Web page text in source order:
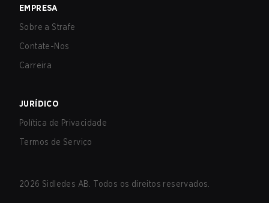
EMPRESA
Sobre a Strafe
Contate-Nos
Carreira
JURÍDICO
Política de Privacidade
Termos de Serviço
2026 Sidledes AB. Todos os direitos reservados.